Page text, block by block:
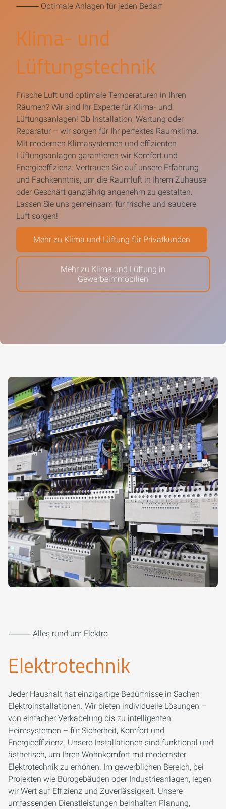
⸻ Optimale Anlagen für jeden Bedarf
Klima- und
Lüftungstechnik
Frische Luft und optimale Temperaturen in Ihren
Räumen? Wir sind Ihr Experte für Klima- und
Lüftungsanlagen! Ob Installation, Wartung oder
Reparatur – wir sorgen für Ihr perfektes Raumklima.
Mit modernen Klimasystemen und effizienten
Lüftungsanlagen garantieren wir Komfort und
Energieeffizienz. Vertrauen Sie auf unsere Erfahrung
und Fachkenntnis, um die Raumluft in Ihrem Zuhause
oder Geschäft ganzjährig angenehm zu gestalten.
Lassen Sie uns gemeinsam für frische und saubere
Luft sorgen!
Mehr zu Klima und Lüftung für Privatkunden
Mehr zu Klima und Lüftung in
Gewerbeimmobilien
⸻ Alles rund um Elektro
Elektrotechnik
Jeder Haushalt hat einzigartige Bedürfnisse in Sachen
Elektroinstallationen. Wir bieten individuelle Lösungen –
von einfacher Verkabelung bis zu intelligenten
Heimsystemen – für Sicherheit, Komfort und
Energieeffizienz. Unsere Installationen sind funktional und
ästhetisch, um Ihren Wohnkomfort mit modernster
Elektrotechnik zu erhöhen. Im gewerblichen Bereich, bei
Projekten wie Bürogebäuden oder Industrieanlagen, legen
wir Wert auf Effizienz und Zuverlässigkeit. Unsere
umfassenden Dienstleistungen beinhalten Planung,